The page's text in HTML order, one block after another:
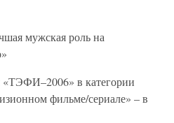
мужская роль на
«ТЭФИ–2006» в категории
фильме/сериале» – в